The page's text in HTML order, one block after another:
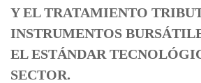
Y EL TRATAMIENTO
INSTRUMENTOS
EL ESTÁNDAR
SECTOR.